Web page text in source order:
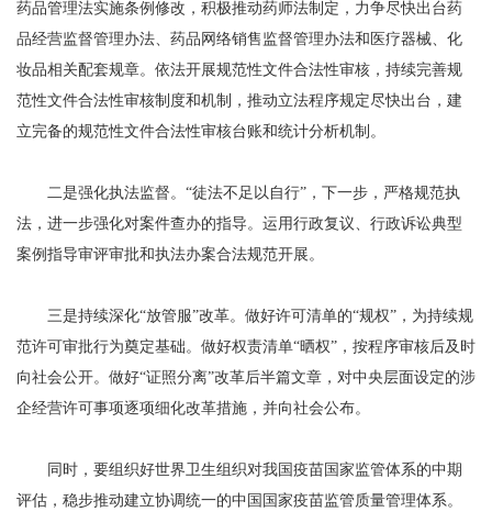
药品管理法实施条例修改，积极推动药师法制定，力争尽快出台药
品经营监督管理办法、药品网络销售监督管理办法和医疗器械、化
妆品相关配套规章。依法开展规范性文件合法性审核，持续完善规
范性文件合法性审核制度和机制，推动立法程序规定尽快出台，建
立完备的规范性文件合法性审核台账和统计分析机制。
二是强化执法监督。“徒法不足以自行”，下一步，严格规范执
法，进一步强化对案件查办的指导。运用行政复议、行政诉讼典型
案例指导审评审批和执法办案合法规范开展。
三是持续深化“放管服”改革。做好许可清单的“规权”，为持续规
范许可审批行为奠定基础。做好权责清单“晒权”，按程序审核后及时
向社会公开。做好“证照分离”改革后半篇文章，对中央层面设定的涉
企经营许可事项逐项细化改革措施，并向社会公布。
同时，要组织好世界卫生组织对我国疫苗国家监管体系的中期
评估，稳步推动建立协调统一的中国国家疫苗监管质量管理体系。